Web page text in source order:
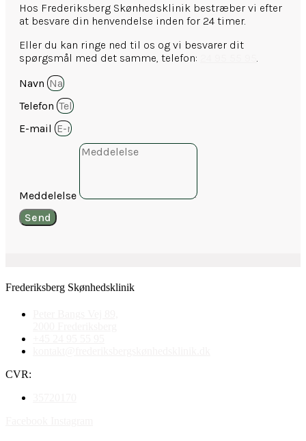
Hos Frederiksberg Skønhedsklinik bestræber vi efter
at besvare din henvendelse inden for 24 timer.
Eller du kan ringe ned til os og vi besvarer dit
spørgsmål med det samme, telefon:
Navn
Telefon
E-mail
Meddelelse
Send
Frederiksberg Skønhedsklinik
CVR: